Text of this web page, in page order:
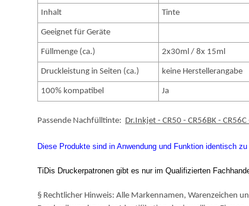
Inhalt Tinte
Geeignet für Geräte
Füllmenge (ca.) 2x30ml / 8x 15ml
Druckleistung in Seiten (ca.) keine Herstellerangabe
100% kompatibel Ja
Passende Nachfülltinte: Dr.Inkjet - CR50 - CR56BK -
Diese Produkte sind in Anwendung und Funktion identisch
TiDis Druckerpatronen gibt es nur im Qualifizierten
§ Rechtlicher Hinweis: Alle Markennamen, Warenzeichen